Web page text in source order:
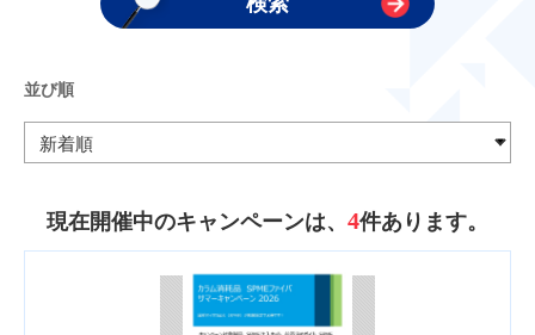
並び順
現在開催中のキャンペーンは、 4件あります。